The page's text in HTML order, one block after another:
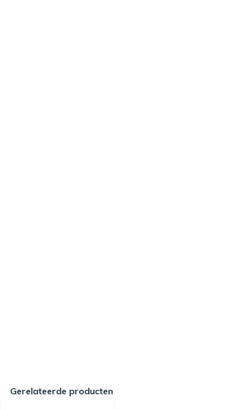
Gerelateerde producten